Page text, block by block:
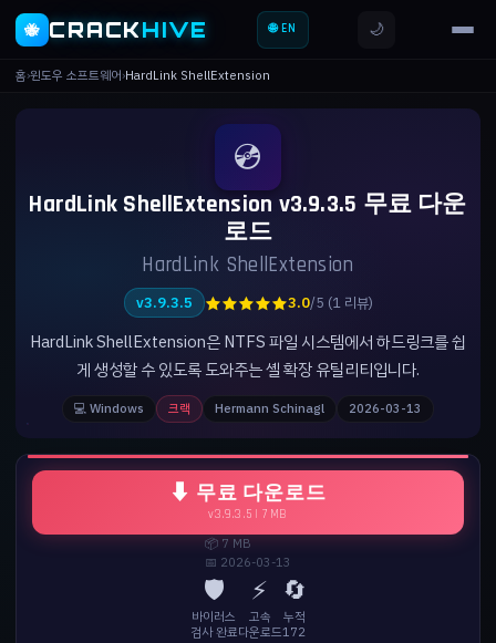
🐝 CRACKHIVE 🌐 EN 🌙
홈›윈도우 소프트웨어›HardLink ShellExtension
💿
HardLink ShellExtension v3.9.3.5 무료 다운
로드
HardLink ShellExtension
v3.9.3.5 ★★★★★3.0/5 (1 리뷰)
HardLink ShellExtension은 NTFS 파일 시스템에서 하드링크를 쉽
게 생성할 수 있도록 도와주는 셸 확장 유틸리티입니다.
💻 Windows 크랙 Hermann Schinagl 2026-03-13
⬇ 무료 다운로드
v3.9.3.5 | 7 MB
📦 7 MB
📅 2026-03-13
🛡️
바이러스
검사 완료
⚡
고속
다운로드
🔄
누적
172